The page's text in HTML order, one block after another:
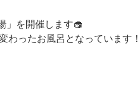
」を開催します🧁
わったお風呂となっています！